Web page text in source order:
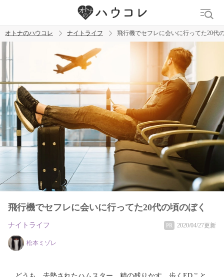
トレンド ワード
ラブグッズ
オトナのハウコレ ナイトライフ 飛行機でセフレに会いに行ってた20代
飛行機でセフレに会いに行ってた20代の頃のぼく
ナイトライフ PR 2020/04/27更新
松本ミゾレ